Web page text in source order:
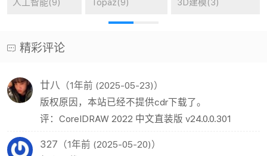
人工智能(9) Topaz(9) 3D建模(3)
精彩评论
廿八 （1年前 (2025-05-23)）
版权原因，本站已经不提供cdr下载了。
评：CorelDRAW 2022 中文直装版 v24.0.0.301
327 （1年前 (2025-05-20)）